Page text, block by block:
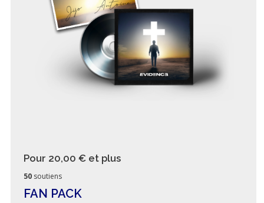
Pour 20,00 € et plus
50 soutiens
FAN PACK